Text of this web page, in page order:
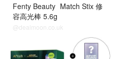
Fenty Beauty Match Stix 修
容高光棒 5.6g
@dealmoon.co.uk